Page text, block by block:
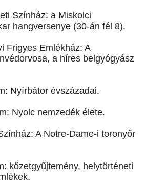
Színház: a Miskolci
hangversenye (30-án fél 8).
Frigyes Emlékház: A
a híres belgyógyász
Nyírbátor évszázadai.
Nyolc nemzedék élete.
A Notre-Dame-i toronyőr
kőzetgyűjtemény, helytörténeti